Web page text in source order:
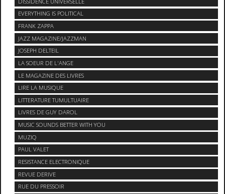
EVERYTHING IS POLITICAL
FRANK ZAPPA
JAZZ MAGAZINE/JAZZMAN
JOSEPH DELTEIL
LA SOEUR DE L'ANGE
LE MAGAZINE DES LIVRES
LIRE LA MUSIQUE
LITTERATURE TUMULTUAIRE
LIVRES DE GUY DAROL
MUSIC SOUNDS BETTER WITH YOU
MUZIQ
PAUL VALET
RESISTANCE ELECTRONIQUE
REVUE DERIVE
RUE DU PRESSOIR